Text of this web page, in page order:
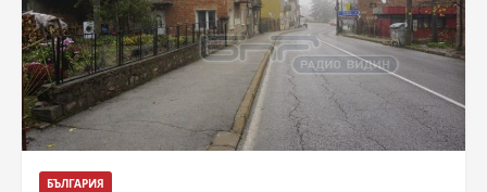
БЪЛГАРИЯ